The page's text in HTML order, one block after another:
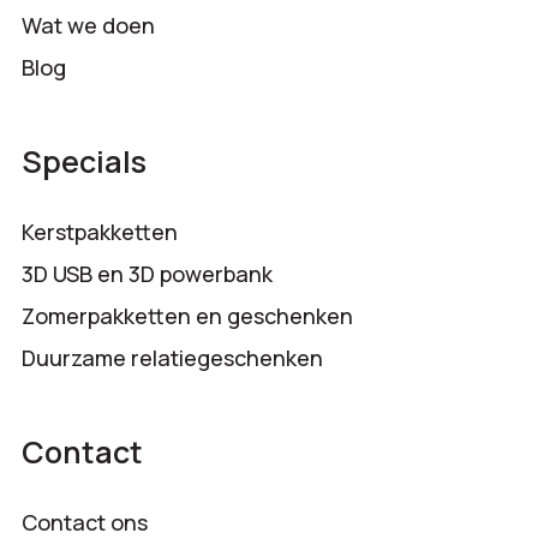
Wat we doen
Blog
Specials
Kerstpakketten
3D USB en 3D powerbank
Zomerpakketten en geschenken
Duurzame relatiegeschenken
Contact
Contact ons